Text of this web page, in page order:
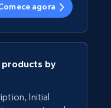
agora
by
Initial